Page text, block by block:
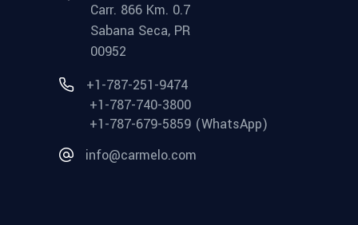
Carr. 866 Km. 0.7
Sabana Seca, PR
00952
+1-787-251-9474
+1-787-740-3800
+1-787-679-5859 (WhatsApp)
info@carmelo.com